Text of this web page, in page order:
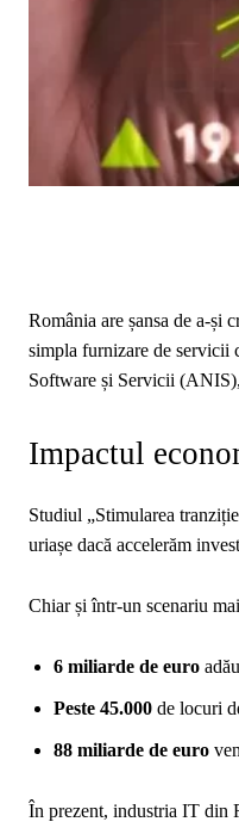
România are șansa de a-și
simpla furnizare de servicii
Software și Servicii (ANIS),
Impactul
Studiul „Stimularea
uriașe dacă accelerăm
Chiar și într-un scenariu
6 miliarde de euro
Peste 45.000 de locuri
88 miliarde de euro
În prezent, industria IT din